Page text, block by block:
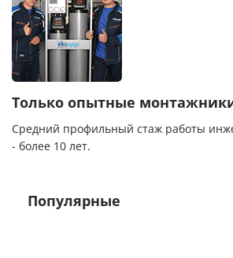
Только опытные
Средний профильный стаж работы
- более 10 лет.
Популярные